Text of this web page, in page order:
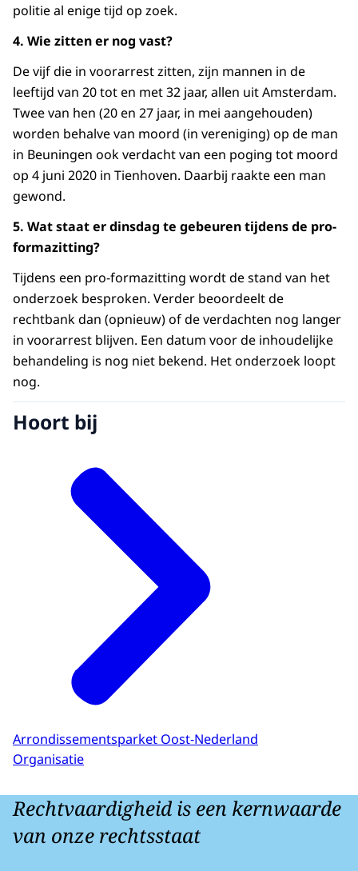
politie al enige tijd op zoek.
4. Wie zitten er nog vast?
De vijf die in voorarrest zitten, zijn mannen in de
leeftijd van 20 tot en met 32 jaar, allen uit Amsterdam.
Twee van hen (20 en 27 jaar, in mei aangehouden)
worden behalve van moord (in vereniging) op de man
in Beuningen ook verdacht van een poging tot moord
op 4 juni 2020 in Tienhoven. Daarbij raakte een man
gewond.
5. Wat staat er dinsdag te gebeuren tijdens de pro-
formazitting?
Tijdens een pro-formazitting wordt de stand van het
onderzoek besproken. Verder beoordeelt de
rechtbank dan (opnieuw) of de verdachten nog langer
in voorarrest blijven. Een datum voor de inhoudelijke
behandeling is nog niet bekend. Het onderzoek loopt
nog.
Hoort bij
Arrondissementsparket Oost-Nederland
Organisatie
Rechtvaardigheid is een kernwaarde
van onze rechtsstaat